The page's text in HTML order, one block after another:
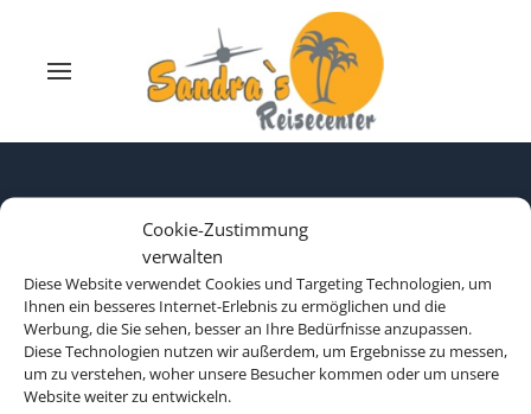
Cookie-Zustimmung
verwalten
Diese Website verwendet Cookies und Targeting Technologien, um
Ihnen ein besseres Internet-Erlebnis zu ermöglichen und die
Werbung, die Sie sehen, besser an Ihre Bedürfnisse anzupassen.
Diese Technologien nutzen wir außerdem, um Ergebnisse zu messen,
um zu verstehen, woher unsere Besucher kommen oder um unsere
Website weiter zu entwickeln.